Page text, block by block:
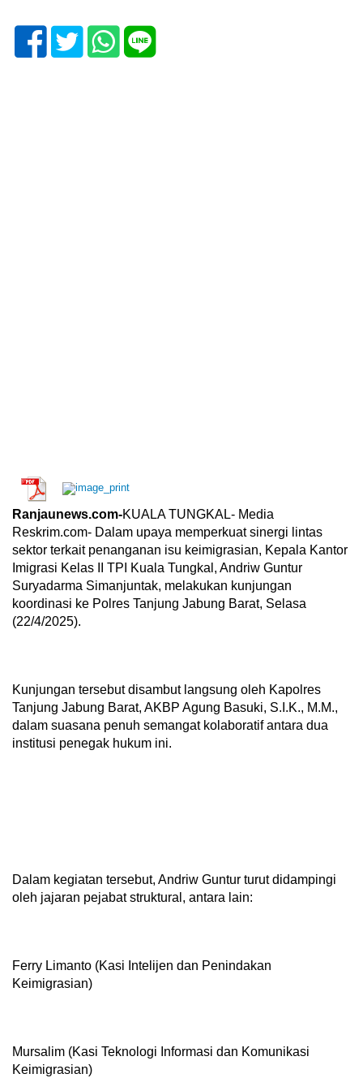
Ranjaunews.com-KUALA TUNGKAL- Media
Reskrim.com- Dalam upaya memperkuat sinergi lintas
sektor terkait penanganan isu keimigrasian, Kepala Kantor
Imigrasi Kelas II TPI Kuala Tungkal, Andriw Guntur
Suryadarma Simanjuntak, melakukan kunjungan
koordinasi ke Polres Tanjung Jabung Barat, Selasa
(22/4/2025).
Kunjungan tersebut disambut langsung oleh Kapolres
Tanjung Jabung Barat, AKBP Agung Basuki, S.I.K., M.M.,
dalam suasana penuh semangat kolaboratif antara dua
institusi penegak hukum ini.
Dalam kegiatan tersebut, Andriw Guntur turut didampingi
oleh jajaran pejabat struktural, antara lain:
Ferry Limanto (Kasi Intelijen dan Penindakan
Keimigrasian)
Mursalim (Kasi Teknologi Informasi dan Komunikasi
Keimigrasian)